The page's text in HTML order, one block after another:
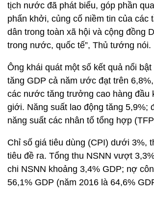
tịch nước đã phát biểu, góp phần
phấn khởi, củng cố niềm tin của các
dân trong toàn xã hội và cộng đồng
trong nước, quốc tế”, Thủ tướng nói.
Ông khái quát một số kết quả nổi
tăng GDP cả năm ước đạt trên
các nước tăng trưởng cao hàng đầu
giới. Năng suất lao động tăng 5,9%;
năng suất các nhân tố tổng hợp
Chỉ số giá tiêu dùng (CPI) dưới 3%,
tiêu đề ra. Tổng thu NSNN vượt
chi NSNN khoảng 3,4% GDP; nợ
56,1% GDP (năm 2016 là 64,6%